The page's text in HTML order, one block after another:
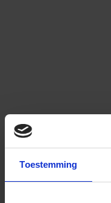
Toestemming